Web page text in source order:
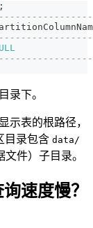
;
录下。
示表的根路径，
目录包含 data/
文件）子目录。
速度慢？